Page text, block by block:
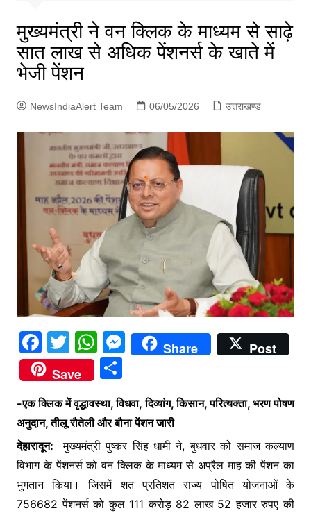
मुख्यमंत्री ने वन क्लिक के माध्यम से साढ़े
सात लाख से अधिक पेंशनर्स के खाते में
भेजी पेंशन
NewsIndiaAlert Team 06/05/2026 उत्तराखण्ड
F
a
c
e
b
o
o
k
T
w
itt
er
W
h
at
s
A
p
p
M
e
s
e
n
g
er
Share
Post
Save
S
ar
e
-एक क्लिक में वृद्धावस्था, विधवा, दिव्यांग, किसान, परित्यक्ता, भरण पोषण
अनुदान, तीलू रौतेली और बौना पेंशन जारी
देहारादून:
मुख्यमंत्री पुष्कर सिंह धामी ने, बुधवार को समाज कल्याण
विभाग के पेंशनर्स को वन क्लिक के माध्यम से अप्रैल माह की पेंशन का
भुगतान किया। जिसमें शत प्रतिशत राज्य पोषित योजनाओं के
756682 पेंशनर्स को कुल 111 करोड़ 82 लाख 52 हजार रुपए की
e